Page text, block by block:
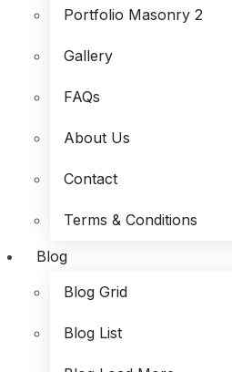
Portfolio Masonry 2
Gallery
FAQs
About Us
Contact
Terms & Conditions
Blog
Blog Grid
Blog List